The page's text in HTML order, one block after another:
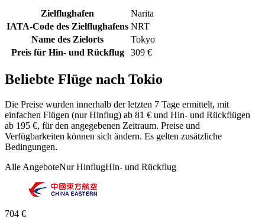
Zielflughafen
Narita
IATA-Code des Zielflughafens NRT
Name des Zielorts
Tokyo
Preis für Hin- und Rückflug
309 €
Beliebte Flüge nach Tokio
Die Preise wurden innerhalb der letzten 7 Tage ermittelt, mit
einfachen Flügen (nur Hinflug) ab 81 € und Hin- und Rückflügen
ab 195 €, für den angegebenen Zeitraum. Preise und
Verfügbarkeiten können sich ändern. Es gelten zusätzliche
Bedingungen.
Alle AngeboteNur HinflugHin- und Rückflug
704 €